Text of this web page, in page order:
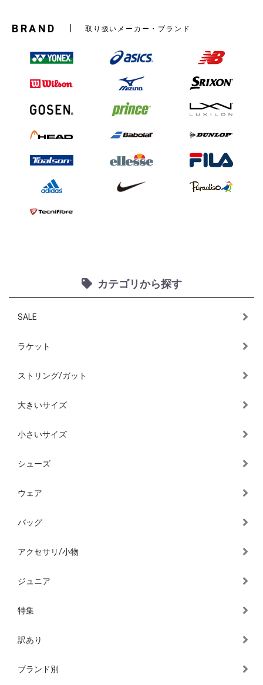
お買い物を続ける カートへ進む
BRAND 取り扱いメーカー・ブランド
カテゴリから探す
SALE
ラケット
ストリング/ガット
大きいサイズ
小さいサイズ
シューズ
ウェア
バッグ
アクセサリ/小物
ジュニア
特集
訳あり
ブランド別